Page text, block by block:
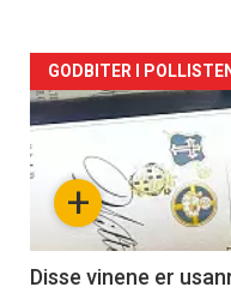
Forsiden
akkurat
nå
3
+
GODBITER I POLLISTEN
Disse vinene er